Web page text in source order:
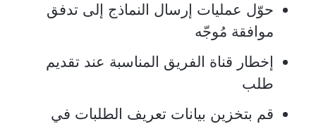
حوّل عمليات إرسال النماذج إلى تدفق
موافقة مُوجّه
إخطار قناة الفريق المناسبة عند تقديم
طلب
قم بتخزين بيانات تعريف الطلبات في